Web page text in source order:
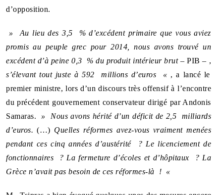
d’opposition.
» Au lieu des 3,5 % d’excédent primaire que vous aviez
promis au peuple grec pour 2014, nous avons trouvé un
excédent d’à peine 0,3 % du produit intérieur brut – PIB – ,
s’élevant tout juste à 592 millions d’euros « , a lancé le
premier ministre, lors d’un discours très offensif à l’encontre
du précédent gouvernement conservateur dirigé par Andonis
Samaras. » Nous avons hérité d’un déficit de 2,5 milliards
d’euros.(…) Quelles réformes avez-vous vraiment menées
pendant ces cinq années d’austérité ? Le licenciement de
fonctionnaires ? La fermeture d’écoles et d’hôpitaux ? La
Grèce n’avait pas besoin de ces réformes-là ! «